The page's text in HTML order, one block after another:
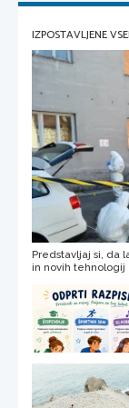
IZPOSTAVLJENE
Predstavljaj si, da
in novih